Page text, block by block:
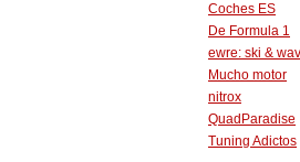
Coches ES
De Formula 1
ewre: ski &
Mucho motor
nitrox
QuadParadise
Tuning Adictos